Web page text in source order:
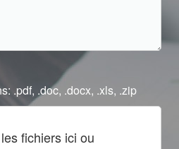
.pdf, .doc, .docx, .xls, .zip
fichiers ici ou